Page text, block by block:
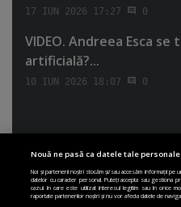
17 IUN 2026 17:27 0
VIDEO. Andreea Esca
artificială?...
10 IUN 2026 18:07 0
PRIMA PAGINĂ
POLITICA DE
Nouă ne pasă ca datele tale
Noi și partenerii noștri stocăm și/sau accesăm informații
datelor cu caracter personal. Puteți accepta sau gestiona
cazul în care este utilizat interesul legitim sau în orice
raportate partenerilor noștri și nu vor afecta datele de